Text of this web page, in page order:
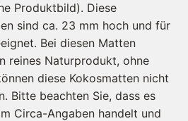
Produktbild). Diese
sind ca. 23 mm hoch und für
Bei diesen Matten
reines Naturprodukt, ohne
diese Kokosmatten nicht
Bitte beachten Sie, dass es
Circa-Angaben handelt und